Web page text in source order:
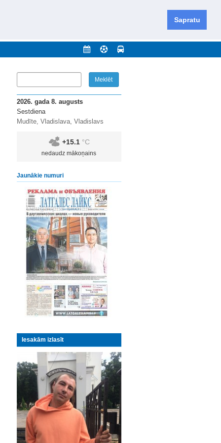
Sapratu
novadu un apkārtējos novadus un pilsētas.
2026. gada 8. augusts
Sestdiena
Mudīte, Vladislava, Vladislavs
+15.1 °C
nedaudz mākoņains
Jaunākie numuri
Iesakām izlasīt